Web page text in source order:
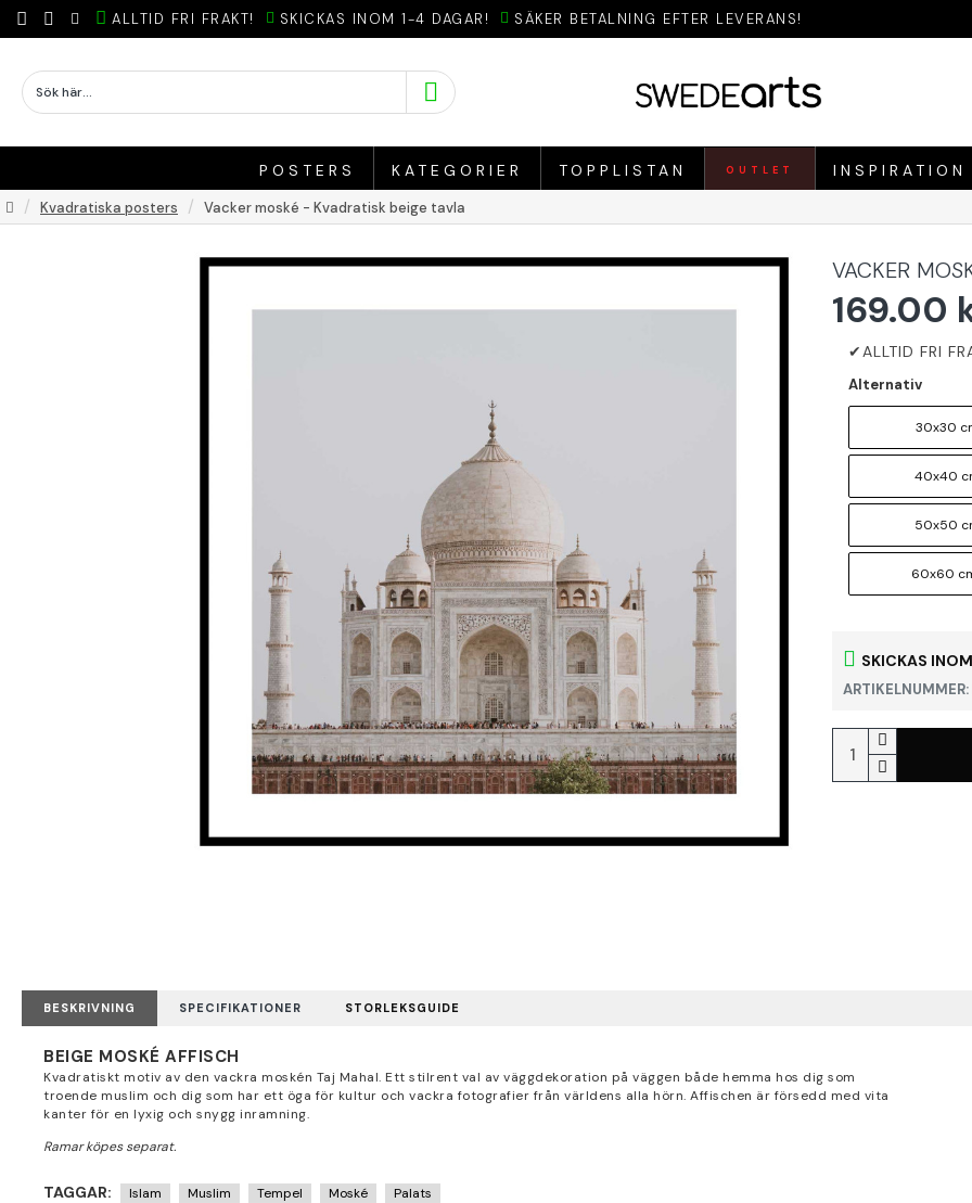
ALLTID FRI FRAKT! SKICKAS INOM 1-4 DAGAR! SÄKER BETALNING EFTER LEVERANS!
POSTERS KATEGORIER TOPPLISTAN OUTLET INSPIRATION
Kvadratiska posters Vacker moské - Kvadratisk beige tavla
VACKER
SKICKAS
ARTIKELNUMMER:
169.00
Alternativ
30x30
40x40
50x50
60x60
BESKRIVNING SPECIFIKATIONER STORLEKSGUIDE
BEIGE MOSKÉ AFFISCH
Kvadratiskt motiv av den vackra moskén Taj Mahal. Ett stilrent val av väggdekoration på väggen både hemma hos dig som
troende muslim och dig som har ett öga för kultur och vackra fotografier från världens alla hörn. Affischen är försedd med vita
kanter för en lyxig och snygg inramning.
TAGGAR: Islam Muslim Tempel Moské Palats